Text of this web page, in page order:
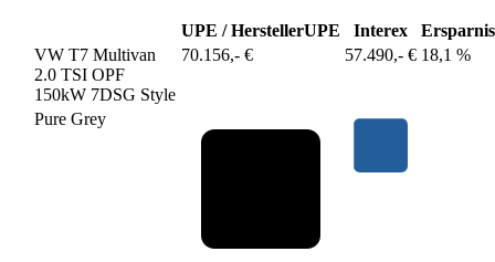
UPE / HerstellerUPE Interex
Ersparnis
VW T7 Multivan
2.0 TSI OPF
150kW 7DSG Style
70.156,- € 57.490,- € 18,1 %
Pure Grey